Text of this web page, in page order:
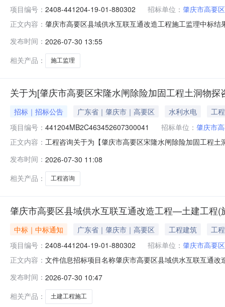
项目编号： 2408-441204-19-01-880302 招标单位： 肇庆市高要
正文内容： 肇庆市高要区县域供水互联互通改造工程施工监理中标
施工监理标段（包）名称肇庆市高要区县域供水互联互
设管理中心
发布时间： 2026-07-30 13:55
相关产品：
施工监理
关于为[肇庆市高要区宋隆水闸除险加固工程土洞物
招标｜招标公告 广东省｜肇庆市｜高要区 水利水电
工程
项目编号： 441204MB2C463452607300041 招标单位： 肇庆市
正文内容： 工程咨询关于为【肇庆市高要区宋隆水闸除险加固工程
土洞物探咨询技术服务项目中介服务事项无（属于非行
米）所需服
发布时间： 2026-07-30 11:08
相关产品：
工程咨询
肇庆市高要区县域供水互联互通改造工程—土建工程(
中标｜中标通知 广东省｜肇庆市｜高要区 工程建筑
工程
项目编号： 2408-441204-19-01-880302 招标单位： 肇庆市高要
正文内容： 文件信息招标项目名称肇庆市高要区县域供水互联互通
工程（施工）招标项目名称肇庆市高要区县域供水互联
市高要区县域供水互联互
发布时间： 2026-07-30 10:47
相关产品：
土建工程施工